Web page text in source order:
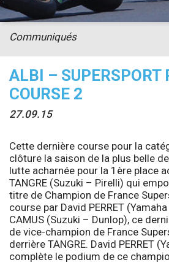
ALBI – SUPERSPORT
COURSE 2
27.09.15
Communiqués
Cette dernière course pour la
clôture la saison de la plus belle
lutte acharnée pour la 1ère place
TANGRE (Suzuki – Pirelli) qui
titre de Champion de France
course par David PERRET
CAMUS (Suzuki – Dunlop), ce
de vice-champion de France
derrière TANGRE. David PERRET
complète le podium de ce